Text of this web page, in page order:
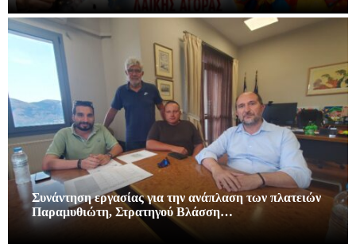
Συνάντηση εργασίας για την ανάπλαση των πλατειών
Παραμυθιώτη, Στρατηγού Βλάσση…